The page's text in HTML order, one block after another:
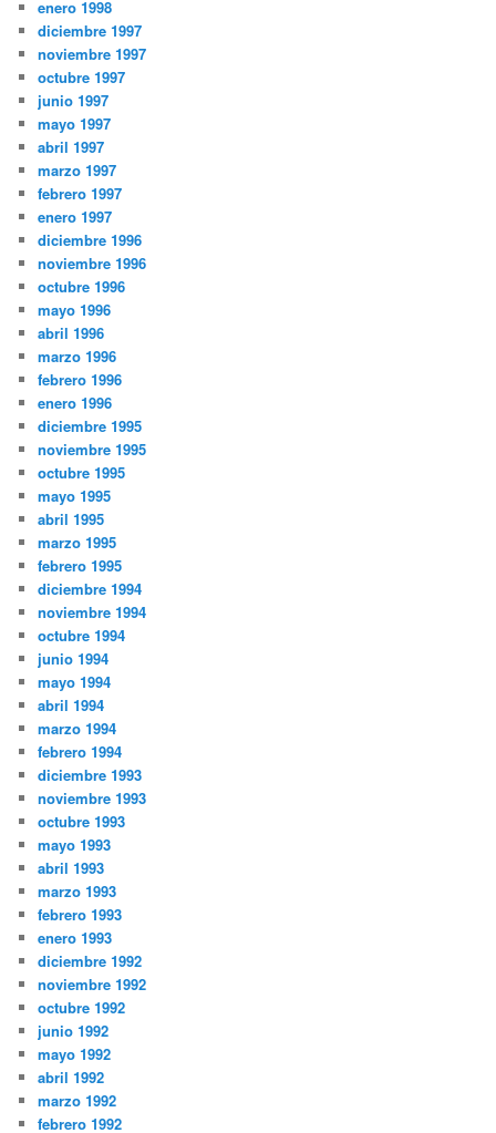
enero 1998
diciembre 1997
noviembre 1997
octubre 1997
junio 1997
mayo 1997
abril 1997
marzo 1997
febrero 1997
enero 1997
diciembre 1996
noviembre 1996
octubre 1996
mayo 1996
abril 1996
marzo 1996
febrero 1996
enero 1996
diciembre 1995
noviembre 1995
octubre 1995
mayo 1995
abril 1995
marzo 1995
febrero 1995
diciembre 1994
noviembre 1994
octubre 1994
junio 1994
mayo 1994
abril 1994
marzo 1994
febrero 1994
diciembre 1993
noviembre 1993
octubre 1993
mayo 1993
abril 1993
marzo 1993
febrero 1993
enero 1993
diciembre 1992
noviembre 1992
octubre 1992
junio 1992
mayo 1992
abril 1992
marzo 1992
febrero 1992